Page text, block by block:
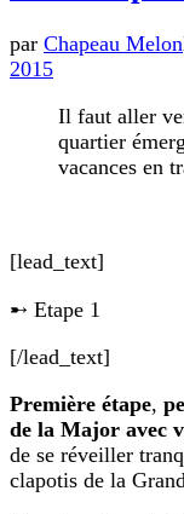
par Chapeau Melon
2015
Il faut aller
quartier
vacances en
[lead_text]
➸ Etape 1
[/lead_text]
Première étape,
de la Major avec
de se réveiller
clapotis de la